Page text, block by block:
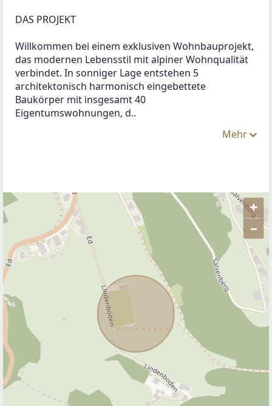
DAS PROJEKT
Willkommen bei einem exklusiven Wohnbauprojekt,
das modernen Lebensstil mit alpiner Wohnqualität
verbindet. In sonniger Lage entstehen 5
architektonisch harmonisch eingebettete
Baukörper mit insgesamt 40
Eigentumswohnungen, d..
Mehr
+
–
ANBIETER KONTAKTIEREN